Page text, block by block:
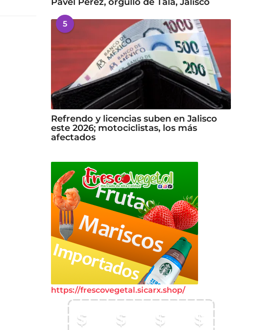
5
Refrendo y licencias suben en Jalisco
este 2026; motociclistas, los más
afectados
https://frescovegetal.sicarx.shop/